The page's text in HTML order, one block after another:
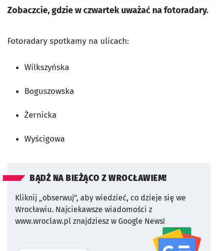
Zobaczcie, gdzie w czwartek uważać na fotoradary.
Fotoradary spotkamy na ulicach:
Wilkszyńska
Boguszowska
Żernicka
Wyścigowa
BĄDŹ NA BIEŻĄCO Z WROCŁAWIEM!
Kliknij „obserwuj”, aby wiedzieć, co dzieje się we
Wrocławiu. Najciekawsze wiadomości z
www.wroclaw.pl znajdziesz w Google News!